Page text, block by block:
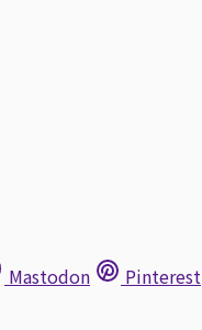
Mastodon Pinterest